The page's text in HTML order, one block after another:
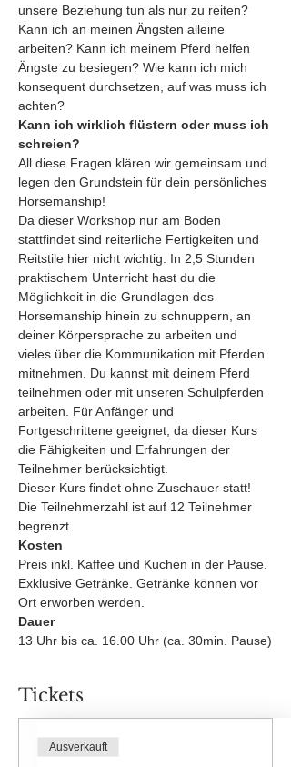
unsere Beziehung tun als nur zu reiten?
Kann ich an meinen Ängsten alleine
arbeiten? Kann ich meinem Pferd helfen
Ängste zu besiegen? Wie kann ich mich
konsequent durchsetzen, auf was muss ich
achten?
Kann ich wirklich flüstern oder muss ich
schreien?
All diese Fragen klären wir gemeinsam und
legen den Grundstein für dein persönliches
Horsemanship!
Da dieser Workshop nur am Boden
stattfindet sind reiterliche Fertigkeiten und
Reitstile hier nicht wichtig. In 2,5 Stunden
praktischem Unterricht hast du die
Möglichkeit in die Grundlagen des
Horsemanship hinein zu schnuppern, an
deiner Körpersprache zu arbeiten und
vieles über die Kommunikation mit Pferden
mitnehmen. Du kannst mit deinem Pferd
teilnehmen oder mit unseren Schulpferden
arbeiten. Für Anfänger und
Fortgeschrittene geeignet, da dieser Kurs
die Fähigkeiten und Erfahrungen der
Teilnehmer berücksichtigt.
Dieser Kurs findet ohne Zuschauer statt!
Die Teilnehmerzahl ist auf 12 Teilnehmer
begrenzt.
Kosten
Preis inkl. Kaffee und Kuchen in der Pause.
Exklusive Getränke. Getränke können vor
Ort erworben werden.
Dauer
13 Uhr bis ca. 16.00 Uhr (ca. 30min. Pause)
Tickets
Ausverkauft